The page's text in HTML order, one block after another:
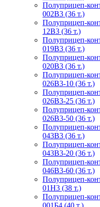
Полуприцеп-
002В3 (36 т.)
Полуприцеп-
12В3 (36 т.)
Полуприцеп-
019В3 (36 т.)
Полуприцеп-
020В3 (36 т.)
Полуприцеп-
026В3-10 (36 т.)
Полуприцеп-
026В3-25 (36 т.)
Полуприцеп-
026В3-50 (36 т.)
Полуприцеп-
043В3 (36 т.)
Полуприцеп-
043В3-20 (36 т.)
Полуприцеп-
046В3-60 (36 т.)
Полуприцеп-
01Н3 (38 т.)
Полуприцеп-
001Б4 (40 т.)